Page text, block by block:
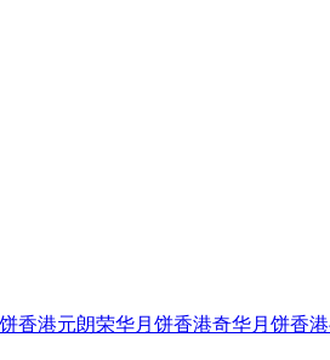
香港元朗荣华月饼香港奇华月饼香